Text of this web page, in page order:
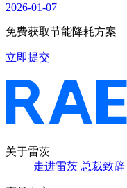
2026-01-07
免费获取节能降耗方案
立即提交
关于雷茨
走进雷茨 总裁致辞